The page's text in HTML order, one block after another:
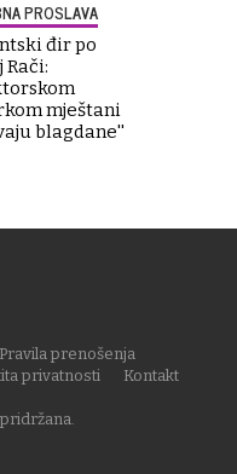
PROSLAVA
đir po
Rači:
mještani
blagdane''
Pravila prenošenja
privatnosti
Kontakt